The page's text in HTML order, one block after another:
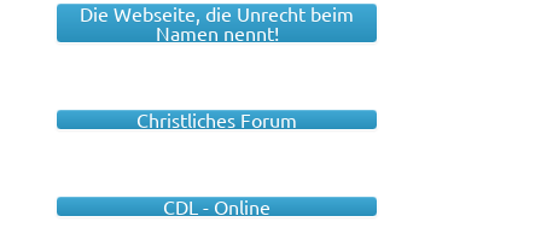
Die Webseite, die Unrecht beim
Namen nennt!
Christliches Forum
CDL - Online